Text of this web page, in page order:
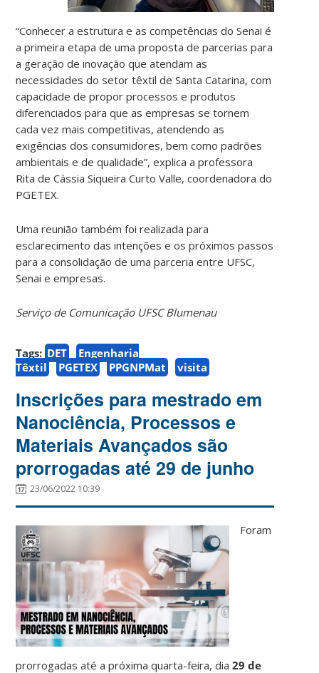
“Conhecer a estrutura e as competências do Senai é
a primeira etapa de uma proposta de parcerias para
a geração de inovação que atendam as
necessidades do setor têxtil de Santa Catarina, com
capacidade de propor processos e produtos
diferenciados para que as empresas se tornem
cada vez mais competitivas, atendendo as
exigências dos consumidores, bem como padrões
ambientais e de qualidade”, explica a professora
Rita de Cássia Siqueira Curto Valle, coordenadora do
PGETEX.
Uma reunião também foi realizada para
esclarecimento das intenções e os próximos passos
para a consolidação de uma parceria entre UFSC,
Senai e empresas.
Serviço de Comunicação UFSC Blumenau
Tags: DET
Engenharia
Têxtil
PGETEX PPGNPMat visita
Inscrições para mestrado em
Nanociência, Processos e
Materiais Avançados são
prorrogadas até 29 de junho
23/06/2022 10:39
Foram
prorrogadas até a próxima quarta-feira, dia29 de